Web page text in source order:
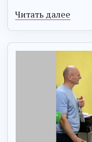
Читать далее